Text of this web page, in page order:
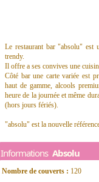
Le restaurant bar "absolu" est
trendy.
Il offre a ses convives une
Côté bar une carte variée est
haut de gamme, alcools
heure de la journée et même
(hors jours fériés).
"absolu" est la nouvelle
Informations Absolu
Nombre de couverts : 120